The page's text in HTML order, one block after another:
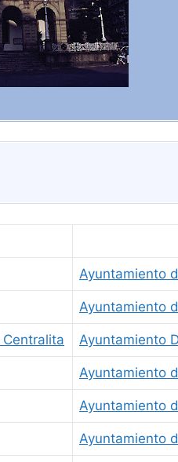
Ayuntamiento
Ayuntamiento
Ayuntamiento
Ayuntamiento
Ayuntamiento
Ayuntamiento